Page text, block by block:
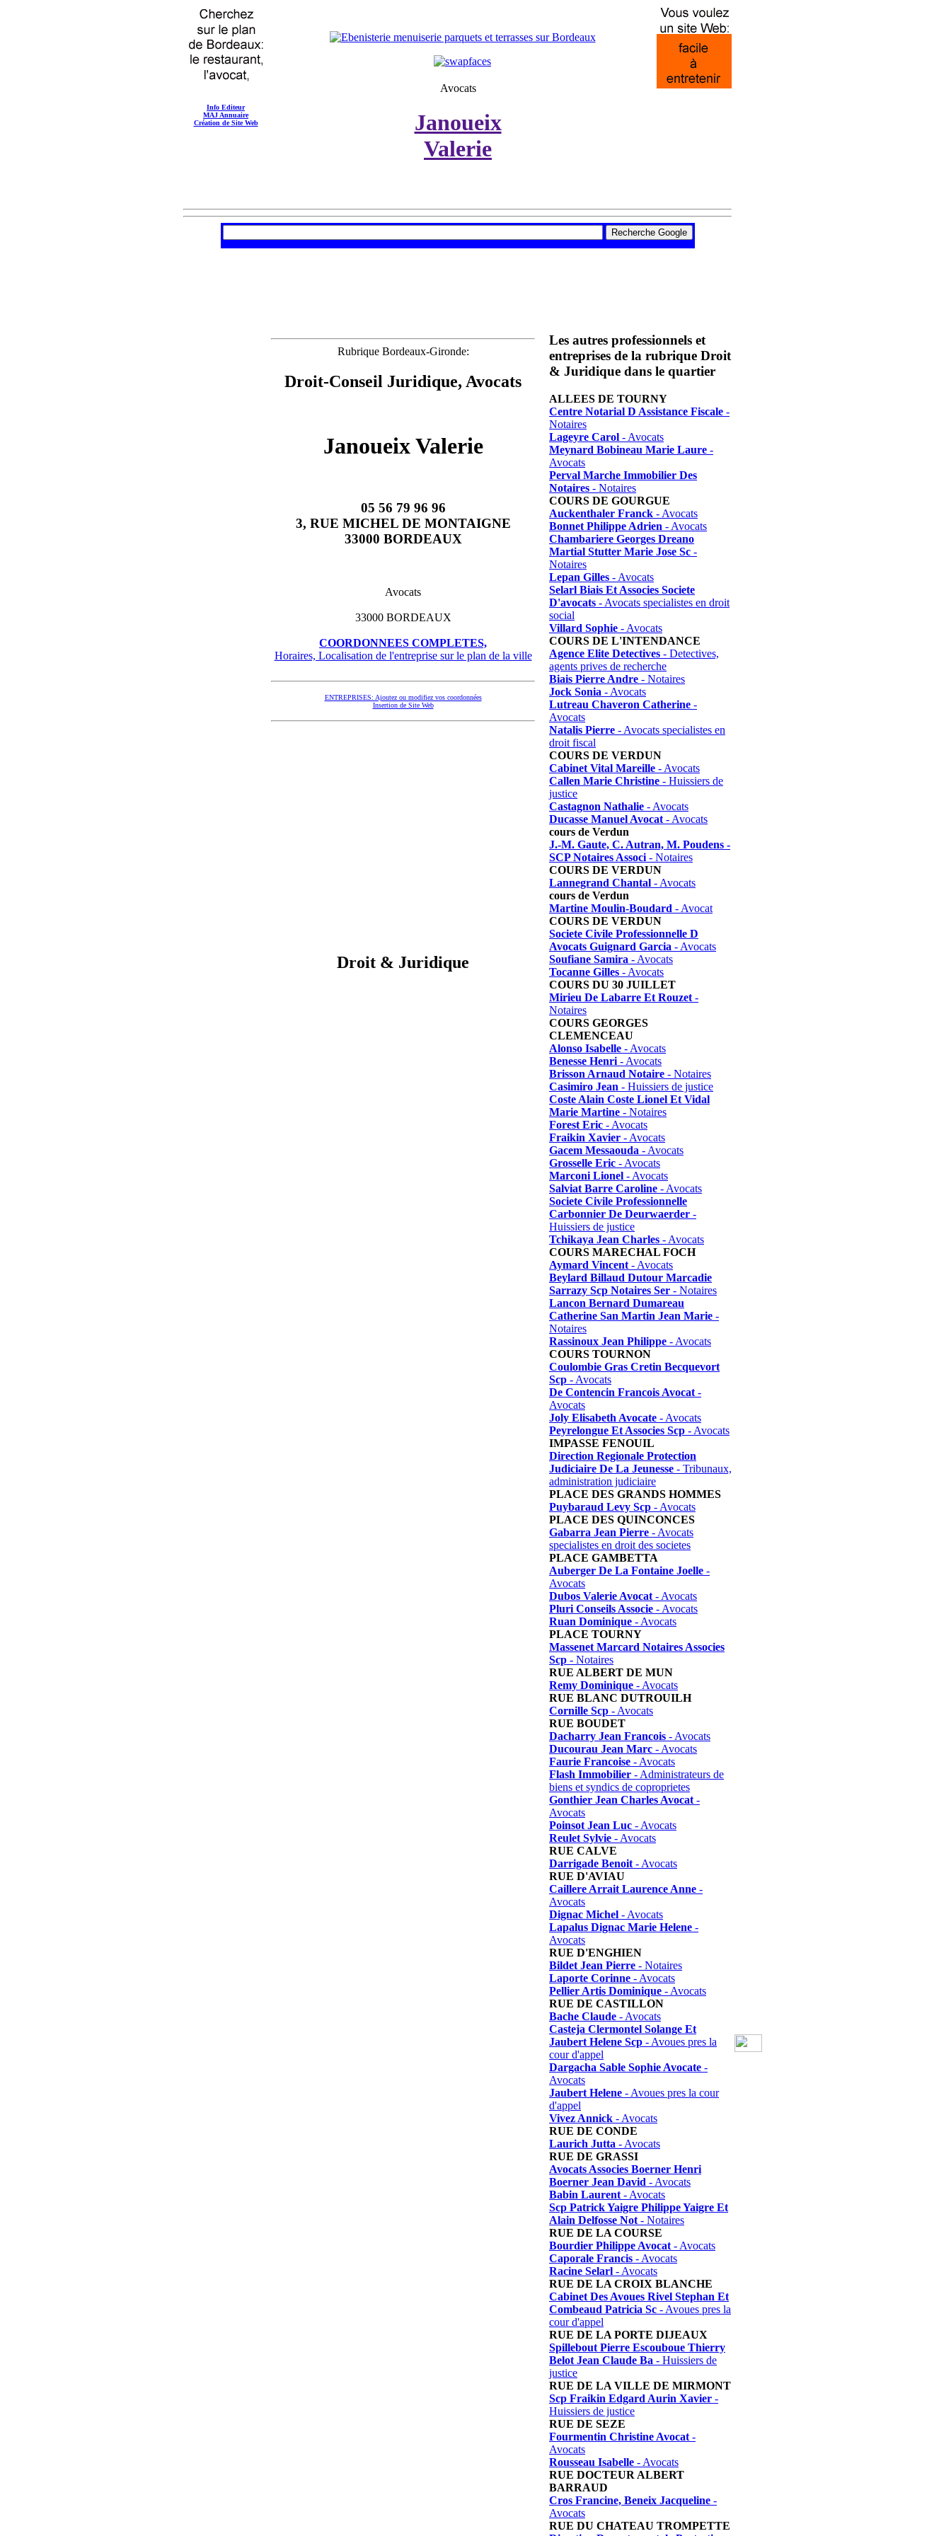
Info Editeur
MAJ Annuaire
Création de Site Web
Avocats
Janoueix
Valerie
Rubrique Bordeaux-Gironde:
Droit-Conseil Juridique, Avocats
Janoueix Valerie
05 56 79 96 96
3, RUE MICHEL DE MONTAIGNE
33000 BORDEAUX
Avocats
33000 BORDEAUX
COORDONNEES COMPLETES,
Horaires, Localisation de l'entreprise sur le plan de la ville
ENTREPRISES: Ajoutez ou modifiez vos coordonnées
Insertion de Site Web
Droit & Juridique
Les autres professionnels et
entreprises de la rubrique Droit
& Juridique dans le quartier
ALLEES DE TOURNY
Centre Notarial D Assistance Fiscale -
Notaires
Lageyre Carol - Avocats
Meynard Bobineau Marie Laure -
Avocats
Perval Marche Immobilier Des
Notaires - Notaires
COURS DE GOURGUE
Auckenthaler Franck - Avocats
Bonnet Philippe Adrien - Avocats
Chambariere Georges Dreano
Martial Stutter Marie Jose Sc -
Notaires
Lepan Gilles - Avocats
Selarl Biais Et Associes Societe
D'avocats - Avocats specialistes en droit
social
Villard Sophie - Avocats
COURS DE L'INTENDANCE
Agence Elite Detectives - Detectives,
agents prives de recherche
Biais Pierre Andre - Notaires
Jock Sonia - Avocats
Lutreau Chaveron Catherine -
Avocats
Natalis Pierre - Avocats specialistes en
droit fiscal
COURS DE VERDUN
Cabinet Vital Mareille - Avocats
Callen Marie Christine - Huissiers de
justice
Castagnon Nathalie - Avocats
Ducasse Manuel Avocat - Avocats
cours de Verdun
J.-M. Gaute, C. Autran, M. Poudens -
SCP Notaires Associ - Notaires
COURS DE VERDUN
Lannegrand Chantal - Avocats
cours de Verdun
Martine Moulin-Boudard - Avocat
COURS DE VERDUN
Societe Civile Professionnelle D
Avocats Guignard Garcia - Avocats
Soufiane Samira - Avocats
Tocanne Gilles - Avocats
COURS DU 30 JUILLET
Mirieu De Labarre Et Rouzet -
Notaires
COURS GEORGES
CLEMENCEAU
Alonso Isabelle - Avocats
Benesse Henri - Avocats
Brisson Arnaud Notaire - Notaires
Casimiro Jean - Huissiers de justice
Coste Alain Coste Lionel Et Vidal
Marie Martine - Notaires
Forest Eric - Avocats
Fraikin Xavier - Avocats
Gacem Messaouda - Avocats
Grosselle Eric - Avocats
Marconi Lionel - Avocats
Salviat Barre Caroline - Avocats
Societe Civile Professionnelle
Carbonnier De Deurwaerder -
Huissiers de justice
Tchikaya Jean Charles - Avocats
COURS MARECHAL FOCH
Aymard Vincent - Avocats
Beylard Billaud Dutour Marcadie
Sarrazy Scp Notaires Ser - Notaires
Lancon Bernard Dumareau
Catherine San Martin Jean Marie -
Notaires
Rassinoux Jean Philippe - Avocats
COURS TOURNON
Coulombie Gras Cretin Becquevort
Scp - Avocats
De Contencin Francois Avocat -
Avocats
Joly Elisabeth Avocate - Avocats
Peyrelongue Et Associes Scp - Avocats
IMPASSE FENOUIL
Direction Regionale Protection
Judiciaire De La Jeunesse - Tribunaux,
administration judiciaire
PLACE DES GRANDS HOMMES
Puybaraud Levy Scp - Avocats
PLACE DES QUINCONCES
Gabarra Jean Pierre - Avocats
specialistes en droit des societes
PLACE GAMBETTA
Auberger De La Fontaine Joelle -
Avocats
Dubos Valerie Avocat - Avocats
Pluri Conseils Associe - Avocats
Ruan Dominique - Avocats
PLACE TOURNY
Massenet Marcard Notaires Associes
Scp - Notaires
RUE ALBERT DE MUN
Remy Dominique - Avocats
RUE BLANC DUTROUILH
Cornille Scp - Avocats
RUE BOUDET
Dacharry Jean Francois - Avocats
Ducourau Jean Marc - Avocats
Faurie Francoise - Avocats
Flash Immobilier - Administrateurs de
biens et syndics de coproprietes
Gonthier Jean Charles Avocat -
Avocats
Poinsot Jean Luc - Avocats
Reulet Sylvie - Avocats
RUE CALVE
Darrigade Benoit - Avocats
RUE D'AVIAU
Caillere Arrait Laurence Anne -
Avocats
Dignac Michel - Avocats
Lapalus Dignac Marie Helene -
Avocats
RUE D'ENGHIEN
Bildet Jean Pierre - Notaires
Laporte Corinne - Avocats
Pellier Artis Dominique - Avocats
RUE DE CASTILLON
Bache Claude - Avocats
Casteja Clermontel Solange Et
Jaubert Helene Scp - Avoues pres la
cour d'appel
Dargacha Sable Sophie Avocate -
Avocats
Jaubert Helene - Avoues pres la cour
d'appel
Vivez Annick - Avocats
RUE DE CONDE
Laurich Jutta - Avocats
RUE DE GRASSI
Avocats Associes Boerner Henri
Boerner Jean David - Avocats
Babin Laurent - Avocats
Scp Patrick Yaigre Philippe Yaigre Et
Alain Delfosse Not - Notaires
RUE DE LA COURSE
Bourdier Philippe Avocat - Avocats
Caporale Francis - Avocats
Racine Selarl - Avocats
RUE DE LA CROIX BLANCHE
Cabinet Des Avoues Rivel Stephan Et
Combeaud Patricia Sc - Avoues pres la
cour d'appel
RUE DE LA PORTE DIJEAUX
Spillebout Pierre Escouboue Thierry
Belot Jean Claude Ba - Huissiers de
justice
RUE DE LA VILLE DE MIRMONT
Scp Fraikin Edgard Aurin Xavier -
Huissiers de justice
RUE DE SEZE
Fourmentin Christine Avocat -
Avocats
Rousseau Isabelle - Avocats
RUE DOCTEUR ALBERT
BARRAUD
Cros Francine, Beneix Jacqueline -
Avocats
RUE DU CHATEAU TROMPETTE